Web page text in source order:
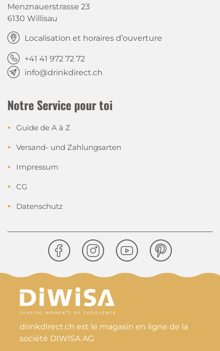
Menznauerstrasse 23
6130 Willisau
Localisation et horaires d’ouverture
+41 41 972 72 72
info@drinkdirect.ch
Notre Service pour toi
Guide de A à Z
Versand- und Zahlungsarten
Impressum
CG
Datenschutz
drinkdirect.ch est le magasin en ligne de la
société DIWISA AG